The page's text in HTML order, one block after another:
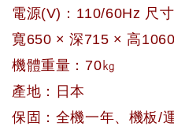
電源(V)：110/60Hz 尺
寬650 × 深715 × 高
機體重量：70㎏
產地：日本
保固：全機一年、機板/